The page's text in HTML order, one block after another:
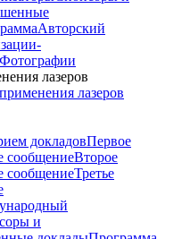
Авторский
Фотографии
лазеров
лазеров
докладовПервое
сообщениеВторое
сообщениеТретье
и